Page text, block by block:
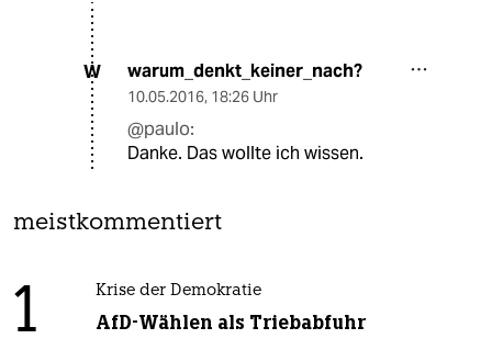
W warum_denkt_keiner_nach?
10.05.2016, 18:26 Uhr
@paulo:
Danke. Das wollte ich wissen.
meistkommentiert
1 Krise der Demokratie
AfD-Wählen als Triebabfuhr